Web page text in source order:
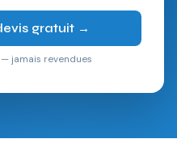
gratuit →
jamais revendues